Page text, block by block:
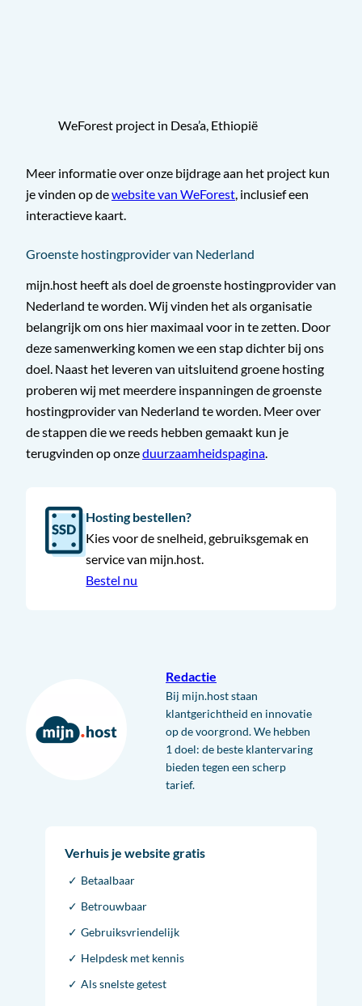
WeForest project in Desa’a, Ethiopië
Meer informatie over onze bijdrage aan het project kun
je vinden op dewebsite van WeForest , inclusief een
interactieve kaart.
Groenste hostingprovider van Nederland
mijn.host heeft als doel de groenste hostingprovider van
Nederland te worden. Wij vinden het als organisatie
belangrijk om ons hier maximaal voor in te zetten. Door
deze samenwerking komen we een stap dichter bij ons
doel. Naast het leveren van uitsluitend groene hosting
proberen wij met meerdere inspanningen de groenste
hostingprovider van Nederland te worden. Meer over
de stappen die we reeds hebben gemaakt kun je
terugvinden op onzeduurzaamheidspagina.
Hosting bestellen?
Kies voor de snelheid, gebruiksgemak en
service van mijn.host.
Bestel nu
Redactie
Bij mijn.host staan
klantgerichtheid en innovatie
op de voorgrond. We hebben
1 doel: de beste klantervaring
bieden tegen een scherp
tarief.
Verhuis je website gratis
Betaalbaar
Betrouwbaar
Gebruiksvriendelijk
Helpdesk met kennis
Als snelste getest